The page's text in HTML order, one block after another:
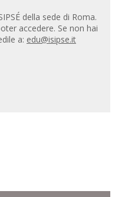
della sede di Roma.
accedere. Se non hai
a: edu@isipse.it